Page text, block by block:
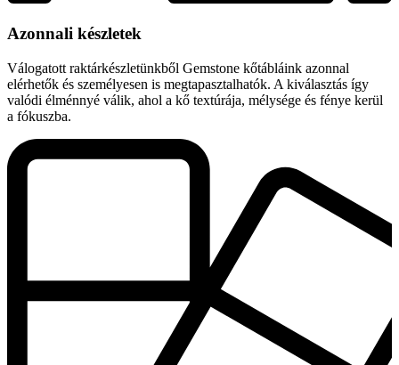
Azonnali készletek
Válogatott raktárkészletünkből Gemstone kőtábláink azonnal
elérhetők és személyesen is megtapasztalhatók. A kiválasztás így
valódi élménnyé válik, ahol a kő textúrája, mélysége és fénye kerül
a fókuszba.